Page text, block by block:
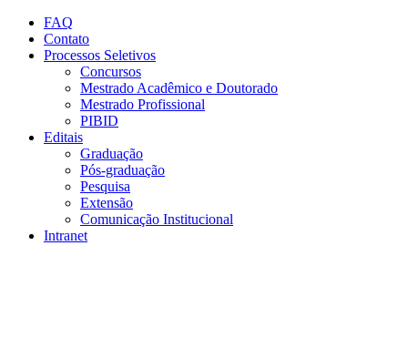
Conteúdo principal
FAQ
Contato
Processos Seletivos
Concursos
Mestrado Acadêmico e Doutorado
Mestrado Profissional
PIBID
Editais
Graduação
Pós-graduação
Pesquisa
Extensão
Comunicação Institucional
Intranet